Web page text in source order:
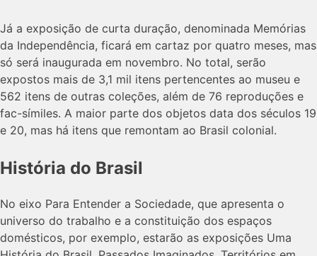
Já a exposição de curta duração, denominada Memórias
da Independência, ficará em cartaz por quatro meses, mas
só será inaugurada em novembro. No total, serão
expostos mais de 3,1 mil itens pertencentes ao museu e
562 itens de outras coleções, além de 76 reproduções e
fac-símiles. A maior parte dos objetos data dos séculos 19
e 20, mas há itens que remontam ao Brasil colonial.
História do Brasil
No eixo Para Entender a Sociedade, que apresenta o
universo do trabalho e a constituição dos espaços
domésticos, por exemplo, estarão as exposições Uma